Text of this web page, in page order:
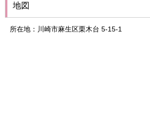
地図
所在地：川崎市麻生区栗木台 5-15-1